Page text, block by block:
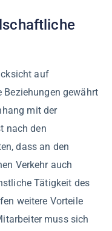
auf
gewährt
mit der
nach den
dass an den
Verkehr auch
Tätigkeit des
weitere Vorteile
muss sich